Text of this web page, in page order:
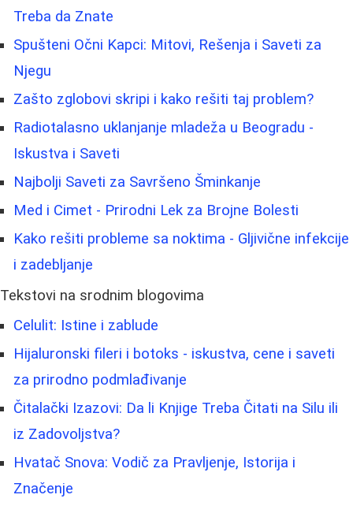
Treba da Znate
Spušteni Očni Kapci: Mitovi, Rešenja i Saveti za
Njegu
Zašto zglobovi skripi i kako rešiti taj problem?
Radiotalasno uklanjanje mladeža u Beogradu -
Iskustva i Saveti
Najbolji Saveti za Savršeno Šminkanje
Med i Cimet - Prirodni Lek za Brojne Bolesti
Kako rešiti probleme sa noktima - Gljivične infekcije
i zadebljanje
Tekstovi na srodnim blogovima
Celulit: Istine i zablude
Hijaluronski fileri i botoks - iskustva, cene i saveti
za prirodno podmlađivanje
Čitalački Izazovi: Da li Knjige Treba Čitati na Silu ili
iz Zadovoljstva?
Hvatač Snova: Vodič za Pravljenje, Istorija i
Značenje